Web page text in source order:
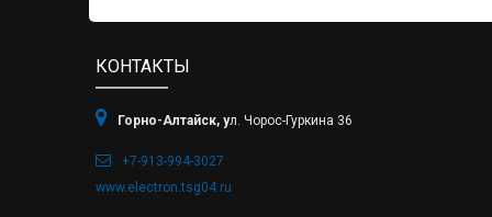
КОНТАКТЫ
Горно-Алтайск, ул. Чорос-Гуркина 36
+7-913-994-3027
www.electron.tsg04.ru